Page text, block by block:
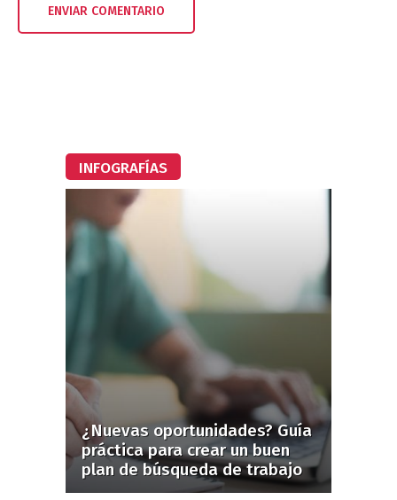
INFOGRAFÍAS
¿Nuevas oportunidades? Guía
práctica para crear un buen
plan de búsqueda de trabajo